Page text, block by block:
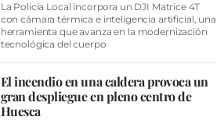
La Policía Local incorpora un DJI Matrice 4T
con cámara térmica e inteligencia artificial, una
herramienta que avanza en la modernización
tecnológica del cuerpo
El incendio en una caldera provoca un
gran despliegue en pleno centro de
Huesca